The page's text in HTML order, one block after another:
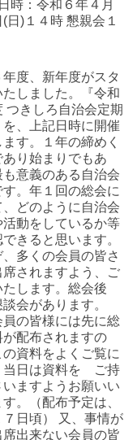
時：令和６年４月
(日)１４時 懇親会１
度、新年度がスタ
たしました。『令和
つきしろ自治会定期
を、上記日時に開催
す。１年の締めく
あり始まりでもあ
も意義のある自治会
。年１回の総会に
、どのように自治会
活動をしているか等
きると思います。
、多くの会員の皆さ
席されますよう、ご
たします。総会後
会があります。
員の皆様には先に総
が配布されますの
の資料をよくご覧に
当日は資料を ご持
いますようお願いい
。（配布予定は、
７日頃） 又、事情が
席出来ない会員の皆